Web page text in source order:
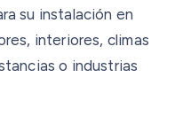
su instalación en
interiores, climas
o industrias